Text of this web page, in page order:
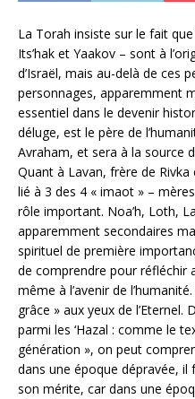
La Torah insiste sur le fait
Its’hak et Yaakov – sont à
d’Israël, mais au-delà de ces
personnages, apparemment
essentiel dans le devenir
déluge, est le père de
Avraham, et sera à la source
Quant à Lavan, frère de Rivka
lié à 3 des 4 « imaot » –
rôle important. Noa’h, Loth,
apparemment secondaires
spirituel de première
de comprendre pour réfléchir
même à l’avenir de
grâce » aux yeux de l’Eternel.
parmi les ‘Hazal : comme le
génération », on peut
dans une époque dépravée,
son mérite, car dans une